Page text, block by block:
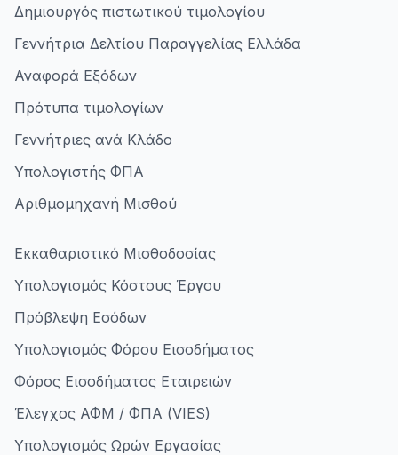
Δημιουργός πιστωτικού τιμολογίου
Γεννήτρια Δελτίου Παραγγελίας Ελλάδα
Αναφορά Εξόδων
Πρότυπα τιμολογίων
Γεννήτριες ανά Κλάδο
Υπολογιστής ΦΠΑ
Αριθμομηχανή Μισθού
Εκκαθαριστικό Μισθοδοσίας
Υπολογισμός Κόστους Έργου
Πρόβλεψη Εσόδων
Υπολογισμός Φόρου Εισοδήματος
Φόρος Εισοδήματος Εταιρειών
Έλεγχος ΑΦΜ / ΦΠΑ (VIES)
Υπολογισμός Ωρών Εργασίας